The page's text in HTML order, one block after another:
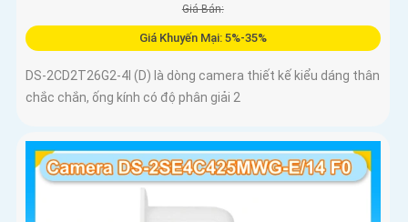
Giá Bán:
Giá Khuyến Mại: 5%-35%
DS-2CD2T26G2-4I (D) là dòng camera thiết kế kiểu dáng thân
chắc chắn, ống kính có độ phân giải 2